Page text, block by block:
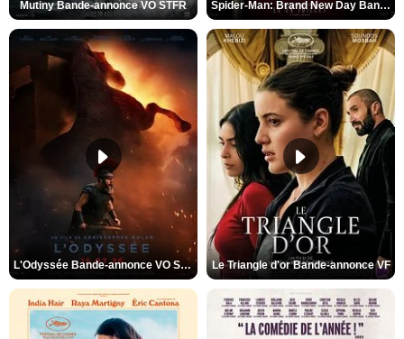
Mutiny Bande-annonce VO STFR Spider-Man: Brand New Day Bande-annonce VO STFR
L'Odyssée Bande-annonce VO STFR Le Triangle d'or Bande-annonce VF